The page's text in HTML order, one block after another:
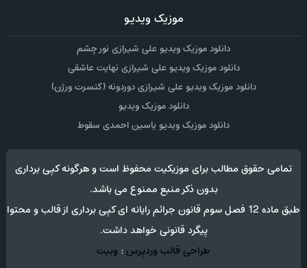
موزیک ویدیو
دانلود موزیک ویدیو علی شیرازی نور چشم
دانلود موزیک ویدیو علی شیرازی نهایت عاشقی
دانلود موزیک ویدیو علی شیرازی دوردونه (کنسرت ورژن)
دانلود موزیک ویدیو
دانلود موزیک ویدیو یاسین احمدی سقوط
تمامی حقوق مطالب برای موزیکیت محفوظ است و هرگونه کپی برداری
بدون ذکر منبع ممنوع می باشد.
طبق ماده 12 فصل سوم قانون جرائم رایانه ای کپی برداری از قالب و محتوا
پیگرد قانونی خواهد داشت.
طراحی قالب وردپرس: وبیت